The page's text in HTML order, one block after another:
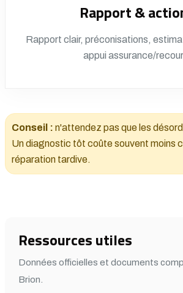
Rapport &
Rapport clair, préconisations,
appui assurance/
Conseil : n'attendez pas que les
Un diagnostic tôt coûte souvent moins
réparation tardive.
Ressources utiles
Données officielles et documents
Brion.